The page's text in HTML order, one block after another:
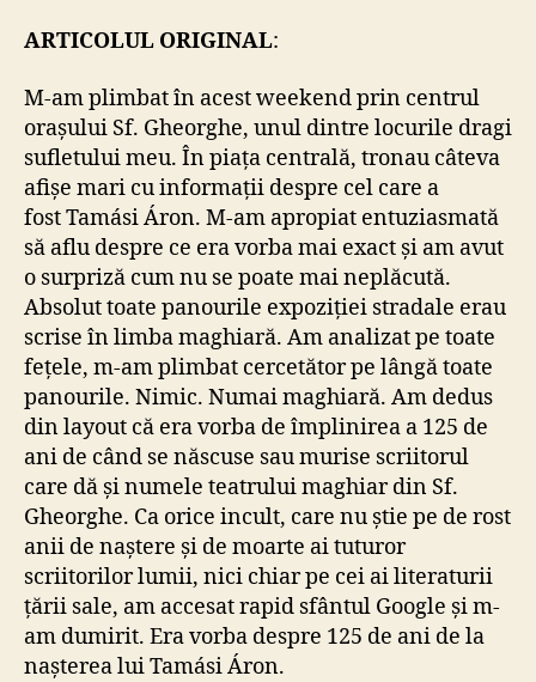
ARTICOLUL ORIGINAL:
M-am plimbat în acest weekend prin centrul
orașului Sf. Gheorghe, unul dintre locurile dragi
sufletului meu. În piața centrală, tronau câteva
afișe mari cu informații despre cel care a
fost Tamási Áron. M-am apropiat entuziasmată
să aflu despre ce era vorba mai exact și am avut
o surpriză cum nu se poate mai neplăcută.
Absolut toate panourile expoziției stradale erau
scrise în limba maghiară. Am analizat pe toate
fețele, m-am plimbat cercetător pe lângă toate
panourile. Nimic. Numai maghiară. Am dedus
din layout că era vorba de împlinirea a 125 de
ani de când se născuse sau murise scriitorul
care dă și numele teatrului maghiar din Sf.
Gheorghe. Ca orice incult, care nu știe pe de rost
anii de naștere și de moarte ai tuturor
scriitorilor lumii, nici chiar pe cei ai literaturii
țării sale, am accesat rapid sfântul Google și m-
am dumirit. Era vorba despre 125 de ani de la
nașterea lui Tamási Áron.